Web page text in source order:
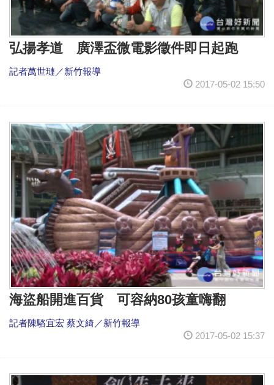
弘揚孝道 廣澤盃微電影徵件即日起跑
記者萬世璉／新竹報導
2017-05-02 15:50
海盜船開進百貨 可容納80孩童嗨翻
記者陳駱宜宏 蔡文綺／新竹報導
2017-05-02 15:37